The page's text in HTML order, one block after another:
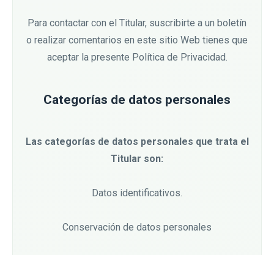
Para contactar con el Titular, suscribirte a un boletín
o realizar comentarios en este sitio Web tienes que
aceptar la presente Política de Privacidad.
Categorías de datos personales
Las categorías de datos personales que trata el
Titular son:
Datos identificativos.
Conservación de datos personales